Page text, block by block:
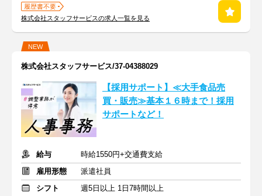
履歴書不要
株式会社スタッフサービスの求人一覧を見る
NEW
株式会社スタッフサービス/37-04388029
【採用サポート】≪大手食品売
買・販売≫基本１６時まで！採用
サポートなど！
給与
時給1550円+交通費支給
雇用形態
派遣社員
シフト
週5日以上 1日7時間以上